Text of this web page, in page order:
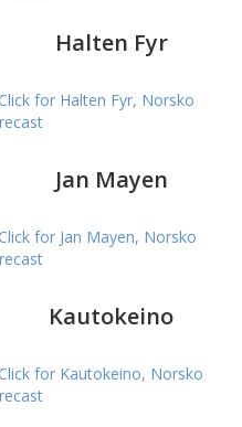
Halten Fyr
Jan Mayen
Kautokeino